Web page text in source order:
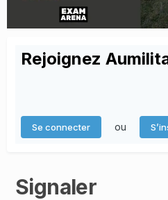
Rejoignez
Se connecter ou
Signaler